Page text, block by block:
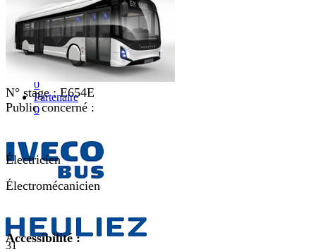
0
Nos équipes pédagogiques
0
IVECO FRANCE
0
Mon plan de formation
0
Partenaire
0
31
N° stage :E654E
Public concerné :
Électricien
Électromécanicien
Accessibilité :